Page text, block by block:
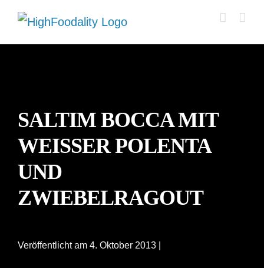
Zum
Inhalt
SALTIM BOCCA MIT
WEISSER POLENTA U
ND Z
WIEBELRAGOUT
Veröffentlicht am 4. Oktober 2013 |